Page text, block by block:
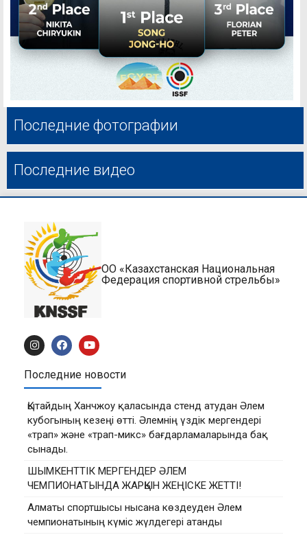
Последние фотографии
Последние видео
ОО «Казахстанская Национальная
Федерация спортивной стрельбы»
Последние новости
Қытайдың Ханчжоу қаласында стенд атудан Әлем
кубогының кезеңі өтті. Әлемнің үздік мергендері
«трап» және «трап-микс» бағдарламаларында бақ
сынады.
ШЫМКЕНТТІК МЕРГЕНДЕР ӘЛЕМ
ЧЕМПИОНАТЫНДА ЖАРҚЫН ЖЕҢІСКЕ ЖЕТТІ!
Алматы спортшысы нысана көздеуден Әлем
чемпионатының күміс жүлдегері атанды